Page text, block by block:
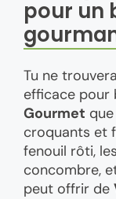
pour un
Tu ne
efficace pour
Gourmet
croquants et
fenouil rôti,
concombre,
peut offrir de